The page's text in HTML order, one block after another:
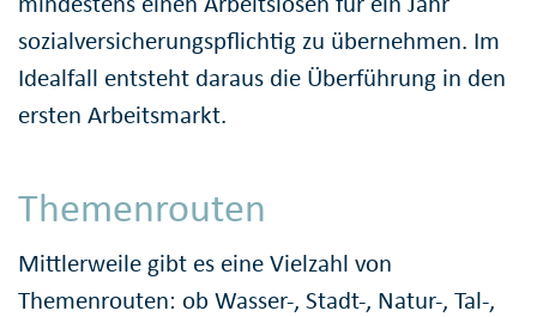
sozialversicherungspflichtig zu übernehmen. Im
Idealfall entsteht daraus die Überführung in den
ersten Arbeitsmarkt.
Themenrouten
Mittlerweile gibt es eine Vielzahl von
Themenrouten: ob Wasser-, Stadt-, Natur-, Tal-,